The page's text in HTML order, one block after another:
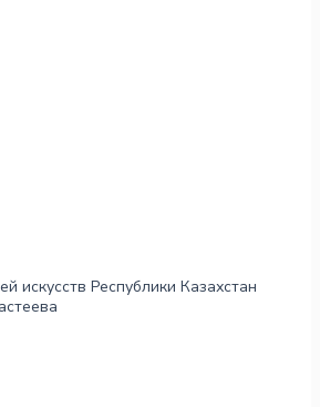
искусств Республики Казахстан